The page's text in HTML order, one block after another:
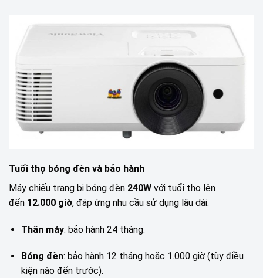
Tuổi thọ bóng đèn và bảo hành
Máy chiếu trang bị bóng đèn 240W với tuổi thọ lên
đến 12.000 giờ, đáp ứng nhu cầu sử dụng lâu dài.
Thân máy: bảo hành 24 tháng.
Bóng đèn: bảo hành 12 tháng hoặc 1.000 giờ (tùy điều
kiện nào đến trước).